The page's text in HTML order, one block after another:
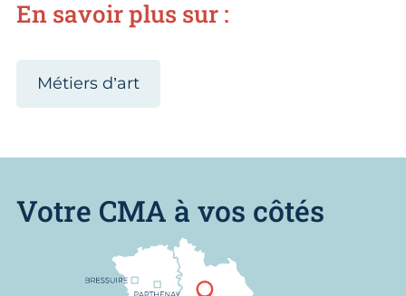
En savoir plus sur :
Métiers d’art
Votre CMA à vos côtés